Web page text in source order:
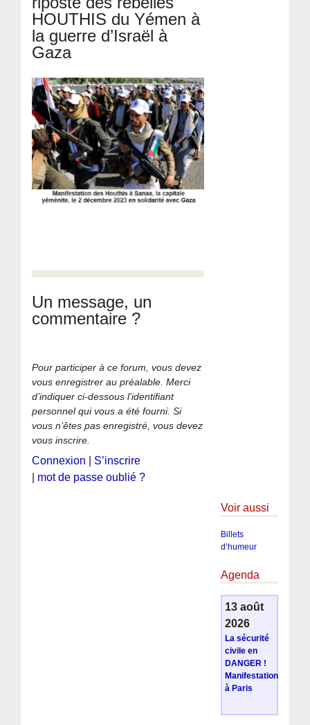
HOUTHIS du Yémen à
la guerre d’Israël à
Gaza
Un message, un
commentaire ?
Pour participer à ce forum, vous devez
vous enregistrer au préalable. Merci
d’indiquer ci-dessous l’identifiant
personnel qui vous a été fourni. Si
vous n’êtes pas enregistré, vous devez
vous inscrire.
Connexion
S’inscrire
mot de passe oublié ?
Voir aussi
Billets
d’humeur
Agenda
13 août
2026
La sécurité
civile en
DANGER !
Manifestation
à Paris